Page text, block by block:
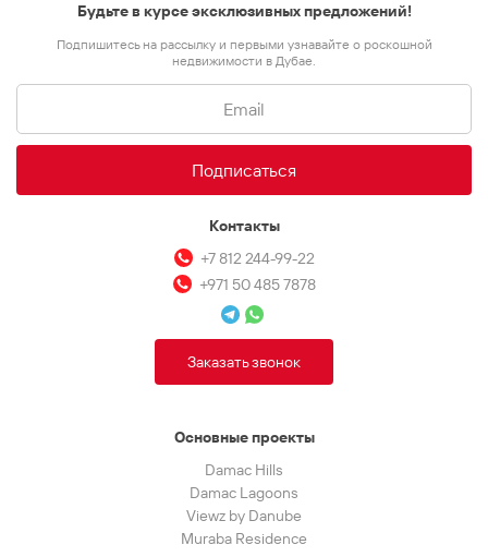
Основные проекты
Damac Hills
Damac Lagoons
Viewz by Danube
Muraba Residence
Контакты
+7 812 244-99-22
+971 50 485 7878
Заказать звонок
Будьте в курсе эксклюзивных предложений!
Подпишитесь на рассылку и первыми узнавайте о роскошной
недвижимости в Дубае.
Подписаться